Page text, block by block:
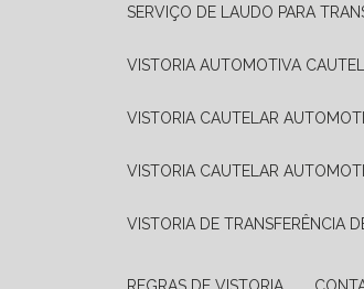
SERVIÇO DE LAUDO PARA
VISTORIA AUTOMOTIVA
VISTORIA CAUTELAR
VISTORIA CAUTELAR
VISTORIA DE TRANSFERÊNCIA